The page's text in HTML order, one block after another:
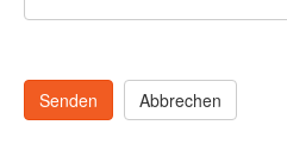
Senden Abbrechen